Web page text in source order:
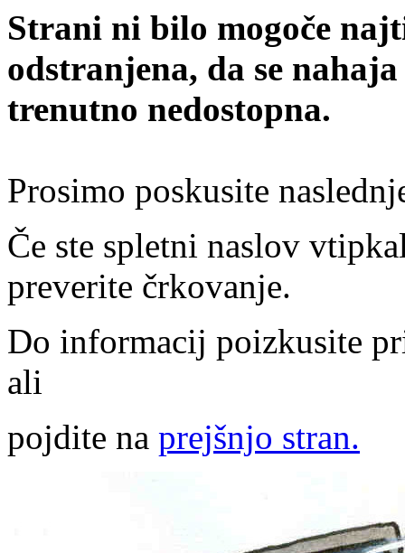
Strani ni bilo mogoče
odstranjena, da se
trenutno nedostopna.
Prosimo poskusite
Če ste spletni naslov
preverite črkovanje.
Do informacij poizkusite
ali
pojdite na prejšnjo stran.